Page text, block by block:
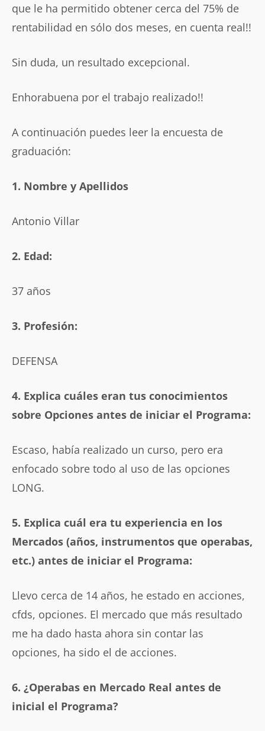
que le ha permitido obtener cerca del 75% de
rentabilidad en sólo dos meses, en cuenta real!!
Sin duda, un resultado excepcional.
Enhorabuena por el trabajo realizado!!
A continuación puedes leer la encuesta de
graduación:
1. Nombre y Apellidos
Antonio Villar
2. Edad:
37 años
3. Profesión:
DEFENSA
4. Explica cuáles eran tus conocimientos
sobre Opciones antes de iniciar el Programa:
Escaso, había realizado un curso, pero era
enfocado sobre todo al uso de las opciones
LONG.
5. Explica cuál era tu experiencia en los
Mercados (años, instrumentos que operabas,
etc.) antes de iniciar el Programa:
Llevo cerca de 14 años, he estado en acciones,
cfds, opciones. El mercado que más resultado
me ha dado hasta ahora sin contar las
opciones, ha sido el de acciones.
6. ¿Operabas en Mercado Real antes de
inicial el Programa?